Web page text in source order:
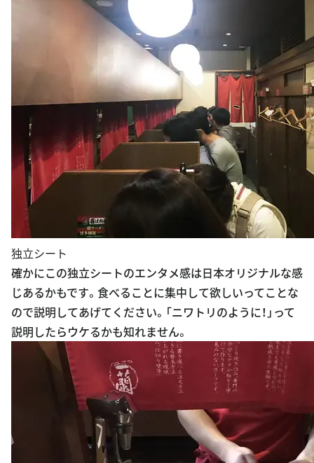
独立シート
確かにこの独立シートのエンタメ感は日本オリジナルな感
じあるかもです。食べることに集中して欲しいってことな
ので説明してあげてください。「ニワトリのように！」って
説明したらウケるかも知れません。